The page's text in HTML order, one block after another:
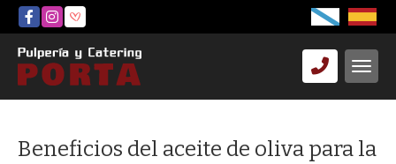
Beneficios del aceite de oliva para la